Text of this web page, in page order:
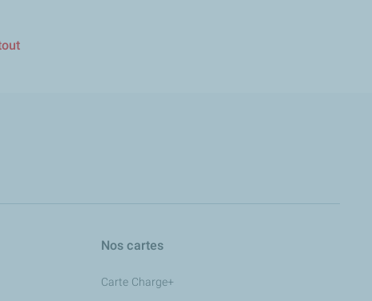
Nos cartes
Carte Charge+